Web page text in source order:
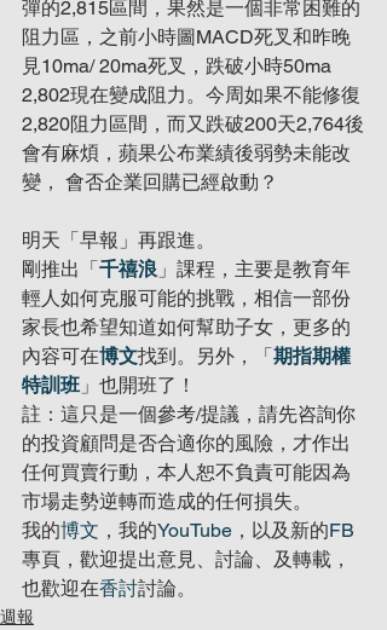
彈的2,815區間，果然是一個非常困難的
阻力區，之前小時圖MACD死叉和昨晚
見10ma/ 20ma死叉，跌破小時50ma
2,802現在變成阻力。今周如果不能修復
2,820阻力區間，而又跌破200天2,764後
會有麻煩，蘋果公布業績後弱勢未能改
變， 會否企業回購已經啟動？
明天「早報」再跟進。
剛推出「千禧浪 」課程，主要是教育年
輕人如何克服可能的挑戰，相信一部份
家長也希望知道如何幫助子女，更多的
內容可在博文找到。另外，「期指期權
特訓班」也開班了！
註：這只是一個參考/提議，請先咨詢你
的投資顧問是否合適你的風險，才作出
任何買賣行動，本人恕不負責可能因為
市場走勢逆轉而造成的任何損失。
我的博文 ，我的YouTube ，以及新的FB
專頁，歡迎提出意見、討論、及轉載，
也歡迎在香討討論。
週報